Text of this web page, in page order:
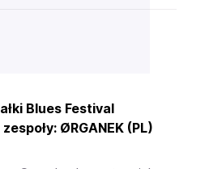
Blues Festival
ØRGANEK (PL)